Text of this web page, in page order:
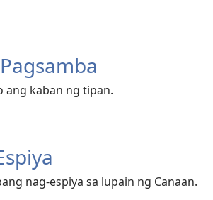
ang kaban ng tipan.
nag-espiya sa lupain ng Canaan.